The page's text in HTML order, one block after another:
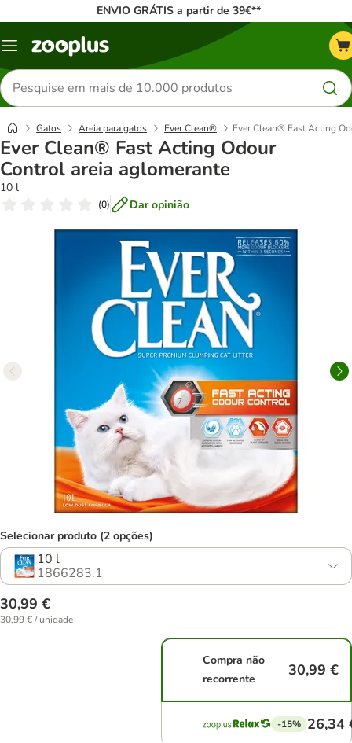
ENVIO GRÁTIS a partir de 39€**
Menu
Pesquisar
produtos
Gatos Areia para gatos Ever Clean® Ever Clean® Fast Acting
Ever Clean® Fast Acting Odour
Control areia aglomerante
10 l
(0) Dar opinião
Selecionar produto (2 opções)
10 l
1866283.1
30,99 €
30,99 € / unidade
Compra não
recorrente
30,99 €
-15% 26,34